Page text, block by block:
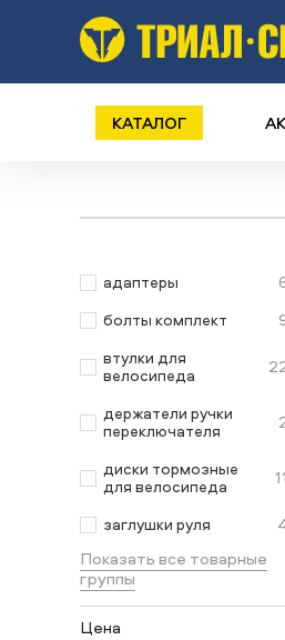
КАТАЛОГ
адаптеры
болты комплект
втулки для
велосипеда
держатели ручки
переключателя
диски тормозные
для велосипеда
11
заглушки руля
Показать все товарные
группы
Цена